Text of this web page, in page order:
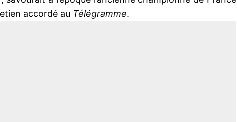
accordé au Télégramme.